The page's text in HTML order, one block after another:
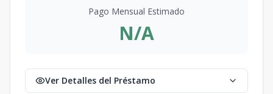
Pago Mensual Estimado
N/A
Ver Detalles del Préstamo